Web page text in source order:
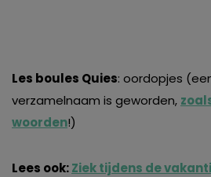
Les boules Quies: oordopjes
verzamelnaam is geworden,
woorden!)
Lees ook:Ziek tijdens de